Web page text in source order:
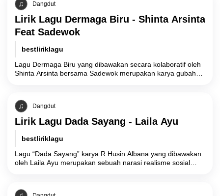
Dangdut
Lirik Lagu Dermaga Biru - Shinta Arsinta
Feat Sadewok
bestliriklagu
Lagu Dermaga Biru yang dibawakan secara kolaboratif oleh
Shinta Arsinta bersama Sadewok merupakan karya gubahan
Dangdut
Lirik Lagu Dada Sayang - Laila Ayu
bestliriklagu
Lagu “Dada Sayang” karya R Husin Albana yang dibawakan
oleh Laila Ayu merupakan sebuah narasi realisme sosial